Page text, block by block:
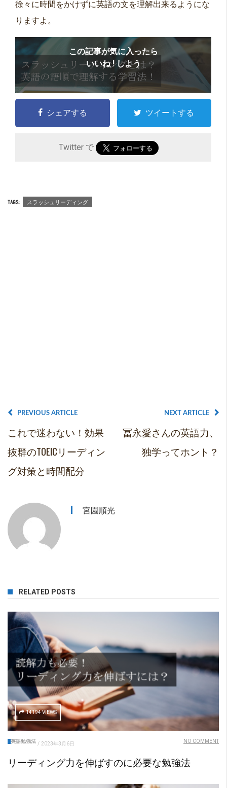
徐々に時間をかけずに英語の文を理解出来るようにな
りますよ。
この記事が気に入ったら
いいね ! しよう
シェアする ツイートする
Twitter で
TAGS: スラッシュリーディング
PREVIOUS ARTICLE
これで迷わない！効果
抜群のTOEICリーディン
グ対策と時間配分
NEXT ARTICLE
冨永愛さんの英語力、
独学ってホント？
宮園順光
RELATED POSTS
14194 VIEWS
英語勉強法 / 2023年3月6日 NO COMMENT
リーディング力を伸ばすのに必要な勉強法